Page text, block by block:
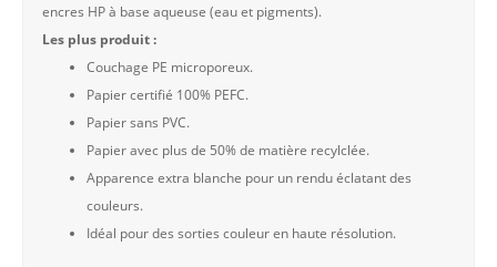
encres HP à base aqueuse (eau et pigments).
Les plus produit :
Couchage PE microporeux.
Papier certifié 100% PEFC.
Papier sans PVC.
Papier avec plus de 50% de matière recylclée.
Apparence extra blanche pour un rendu éclatant des
couleurs.
Idéal pour des sorties couleur en haute résolution.